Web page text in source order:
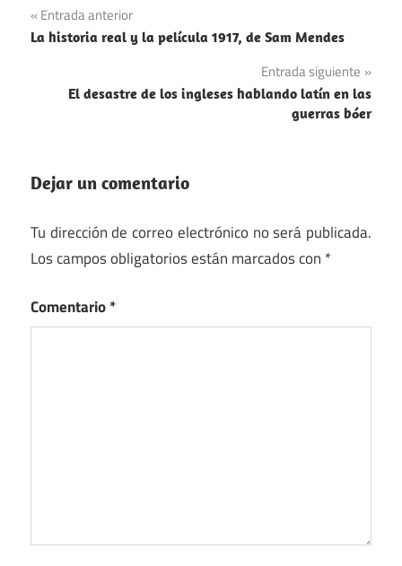
Medicina
Navegación
de
entradas
Entrada anterior
La historia real y la película 1917, de Sam Mendes
Entrada siguiente
El desastre de los ingleses hablando latín en las
guerras bóer
Dejar un comentario
Tu dirección de correo electrónico no será publicada.
Los campos obligatorios están marcados con *
Comentario*